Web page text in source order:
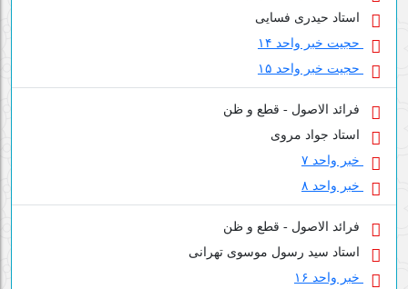
استاد حیدری فسایی
حجیت خبر واحد ۱۴
حجیت خبر واحد ۱۵
فرائد الاصول - قطع و ظن
استاد جواد مروی
خبر واحد ۷
خبر واحد ۸
فرائد الاصول - قطع و ظن
استاد سید رسول موسوی تهرانی
خبر واحد ۱۶